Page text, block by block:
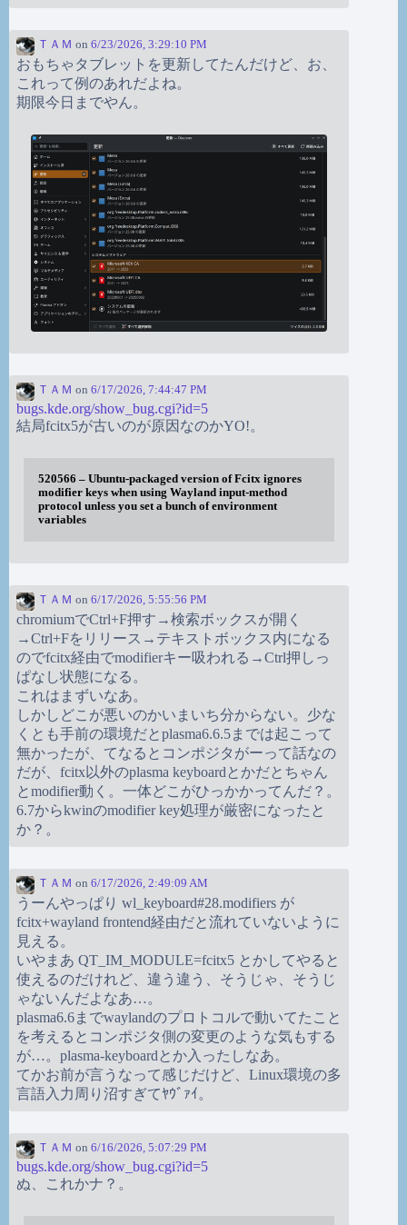
ＴＡＭ on 6/23/2026, 3:29:10 PM
おもちゃタブレットを更新してたんだけど、お、
これって例のあれだよね。
期限今日までやん。
ＴＡＭ on 6/17/2026, 7:44:47 PM
bugs.kde.org/show_bug.cgi?id=5
結局fcitx5が古いのが原因なのかYO!。
520566 – Ubuntu-packaged version of Fcitx ignores
modifier keys when using Wayland input-method
protocol unless you set a bunch of environment
variables
ＴＡＭ on 6/17/2026, 5:55:56 PM
chromiumでCtrl+F押す→検索ボックスが開く
→Ctrl+Fをリリース→テキストボックス内になる
のでfcitx経由でmodifierキー吸われる→Ctrl押しっ
ぱなし状態になる。
これはまずいなあ。
しかしどこが悪いのかいまいち分からない。少な
くとも手前の環境だとplasma6.6.5までは起こって
無かったが、てなるとコンポジタがーって話なの
だが、fcitx以外のplasma keyboardとかだとちゃん
とmodifier動く。一体どこがひっかかってんだ？。
6.7からkwinのmodifier key処理が厳密になったと
か？。
ＴＡＭ on 6/17/2026, 2:49:09 AM
うーんやっぱり wl_keyboard#28.modifiers が
fcitx+wayland frontend経由だと流れていないように
見える。
いやまあ QT_IM_MODULE=fcitx5 とかしてやると
使えるのだけれど、違う違う、そうじゃ、そうじ
ゃないんだよなあ…。
plasma6.6までwaylandのプロトコルで動いてたこと
を考えるとコンポジタ側の変更のような気もする
が…。plasma-keyboardとか入ったしなあ。
てかお前が言うなって感じだけど、Linux環境の多
言語入力周り沼すぎてﾔｳﾞｧｲ。
ＴＡＭ on 6/16/2026, 5:07:29 PM
bugs.kde.org/show_bug.cgi?id=5
ぬ、これかナ？。